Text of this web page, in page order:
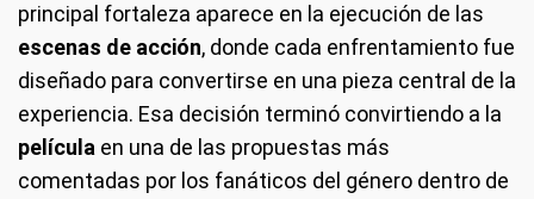
principal fortaleza aparece en la ejecución de las
escenas de acción, donde cada enfrentamiento fue
diseñado para convertirse en una pieza central de la
experiencia. Esa decisión terminó convirtiendo a la
película en una de las propuestas más
comentadas por los fanáticos del género dentro de